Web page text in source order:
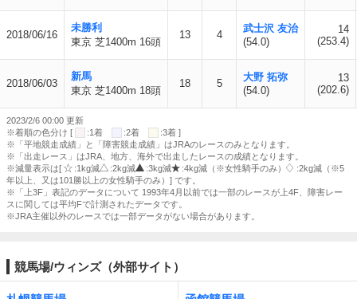
2018/06/16
未勝利
東京 芝1400m 16頭
13 4
武士沢 友治
(54.0)
14
(253.4)
2018/06/03
新馬
東京 芝1400m 18頭
18 5
大野 拓弥
(54.0)
13
(202.6)
2023/2/6 00:00 更新
※着順の色分け [
:1着 :2着
:3着 ]
※「平地競走成績」と「障害競走成績」はJRAのレースのみとなります。
※「出走レース」はJRA、地方、海外で出走したレースの成績となります。
※減量表示は[
:1kg減 :2kg減 :3kg減 :4kg減（※女性騎手のみ）
:2kg減（※5
年以上、又は101勝以上の女性騎手のみ）] です。
※「上3F」表記のデータについて 1993年4月以前では一部のレースが上4F、障害レー
スに関しては平均Fで計測されたデータです。
※JRA主催以外のレースでは一部データがない場合があります。
競馬場/ウィンズ（外部サイト）